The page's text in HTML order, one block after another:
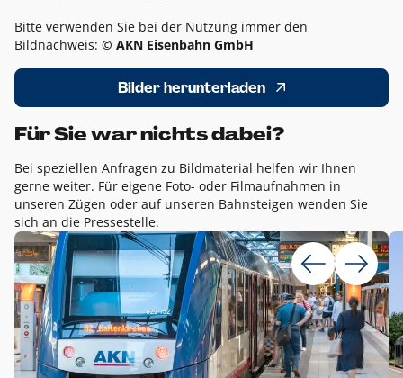
Bitte verwenden Sie bei der Nutzung immer den
Bildnachweis: © AKN Eisenbahn GmbH
Bilder herunterladen
Für Sie war nichts dabei?
Bei speziellen Anfragen zu Bildmaterial helfen wir Ihnen
gerne weiter. Für eigene Foto- oder Filmaufnahmen in
unseren Zügen oder auf unseren Bahnsteigen wenden Sie
sich an die Pressestelle.